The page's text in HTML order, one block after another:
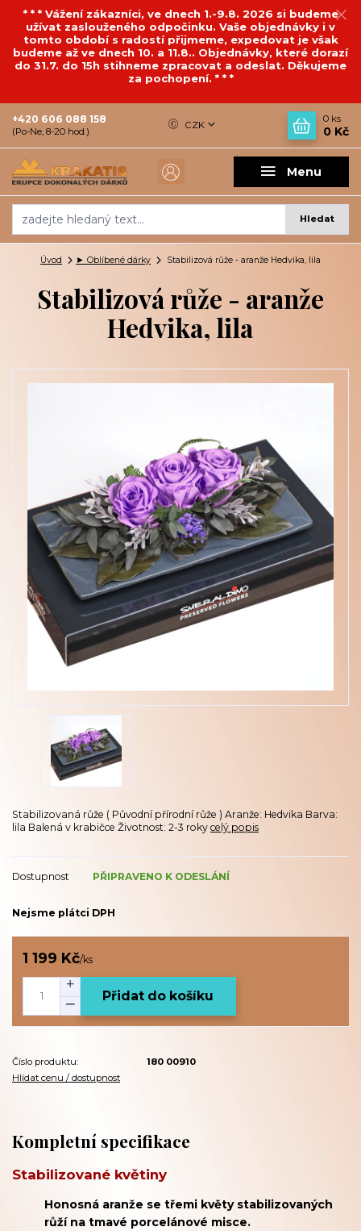
* * * Vážení zákazníci, ve dnech 1.-9.8. 2026 si budeme
užívat zaslouženého odpočinku. Vaše objednávky i v
tomto období s radostí přijmeme, expedovat je však
budeme až ve dnech 10. a 11.8.. Objednávky, které dorazí
do 31.7. do 15h stihneme zpracovat a odeslat. Děkujeme
za pochopení. * * *
Menu
CZK
Hledat
+420 606 088 158
(Po-Ne, 8-20 hod.)
0 ks
0 Kč
Úvod ► Oblíbené dárky Stabilizová růže - aranže Hedvika, lila
Stabilizová růže - aranže
Hedvika, lila
Stabilizovaná růže ( Původní přírodní růže ) Aranže: Hedvika Barva:
lila Balená v krabičce Životnost: 2-3 roky celý popis
Dostupnost PŘIPRAVENO K ODESLÁNÍ
Nejsme plátci DPH
1 199 Kč/ks
Přidat do košíku
Číslo produktu:
180 00910
Hlídat cenu / dostupnost
Kompletní specifikace
Stabilizované květiny
Honosná aranže se třemi květy stabilizovaných
růží na tmavé porcelánové misce.